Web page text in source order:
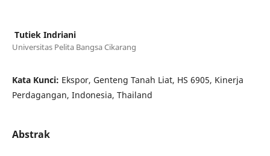
⁠ Tutiek Indriani
Universitas Pelita Bangsa Cikarang
Kata Kunci: Ekspor, Genteng Tanah Liat, HS 6905, Kinerja
Perdagangan, Indonesia, Thailand
Abstrak